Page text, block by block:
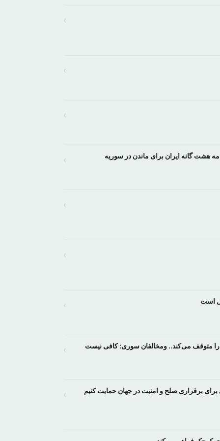
›
›
›
هشت گانه ایران برای ماندن در سوریه ›
›
›
است ›
›
برقراری صلح و امنیت در جهان حمایت کنیم ›